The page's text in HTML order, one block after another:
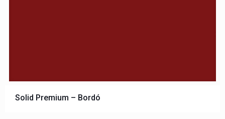
Solid Premium – Bordó